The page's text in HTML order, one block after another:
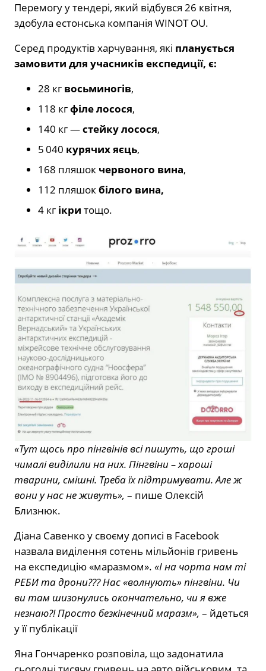
Перемогу у тендері, який відбувся 26 квітня,
здобула естонська компанія WINOT OU.
Cеред продуктів харчування, які планується
замовити для учасників експедиції, є:
28 кг восьминогів,
118 кгфіле лосося,
140 кг —стейку лосося,
5 040 курячих яєць,
168 пляшок червоного вина,
112 пляшокбілого вина,
4 кг ікри тощо.
«Тут щось про пінгвінів всі пишуть, що гроші
чималі виділили на них. Пінгвіни – хароші
тварини, смішні. Треба їх підтримувати. Але ж
вони у нас не живуть», – пише Олексій
Близнюк.
Діана Савенко у своєму дописі в Facebook
назвала виділення сотень мільйонів гривень
на експедицію «маразмом». «І на чорта нам ті
РЕБИ та дрони??? Нас «волнують» пінгвіни. Чи
ви там шизонулись окончательно, чи я вже
незнаю?! Просто безкінечний маразм», – йдеться
у її публікації
Яна Гончаренко розповіла, що задонатила